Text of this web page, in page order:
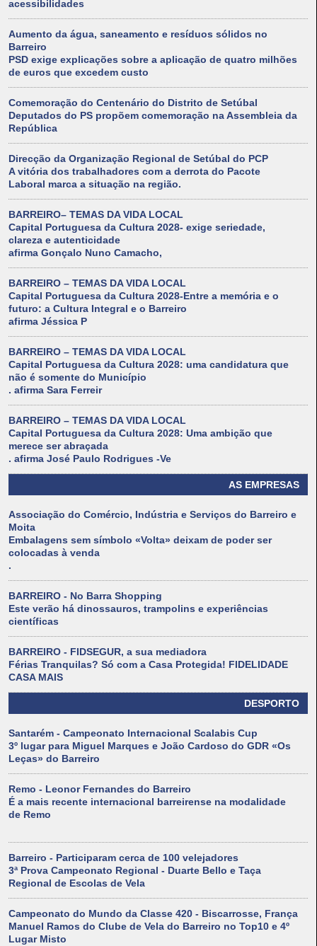
acessibilidades
Aumento da água, saneamento e resíduos sólidos no
Barreiro
PSD exige explicações sobre a aplicação de quatro milhões
de euros que excedem custo
Comemoração do Centenário do Distrito de Setúbal
Deputados do PS propõem comemoração na Assembleia da
República
Direcção da Organização Regional de Setúbal do PCP
A vitória dos trabalhadores com a derrota do Pacote
Laboral marca a situação na região.
BARREIRO– TEMAS DA VIDA LOCAL
Capital Portuguesa da Cultura 2028- exige seriedade,
clareza e autenticidade
afirma Gonçalo Nuno Camacho,
BARREIRO – TEMAS DA VIDA LOCAL
Capital Portuguesa da Cultura 2028-Entre a memória e o
futuro: a Cultura Integral e o Barreiro
afirma Jéssica P
BARREIRO – TEMAS DA VIDA LOCAL
Capital Portuguesa da Cultura 2028: uma candidatura que
não é somente do Município
. afirma Sara Ferreir
BARREIRO – TEMAS DA VIDA LOCAL
Capital Portuguesa da Cultura 2028: Uma ambição que
merece ser abraçada
. afirma José Paulo Rodrigues -Ve
AS EMPRESAS
Associação do Comércio, Indústria e Serviços do Barreiro e
Moita
Embalagens sem símbolo «Volta» deixam de poder ser
colocadas à venda
.
BARREIRO - No Barra Shopping
Este verão há dinossauros, trampolins e experiências
científicas
BARREIRO - FIDSEGUR, a sua mediadora
Férias Tranquilas? Só com a Casa Protegida! FIDELIDADE
CASA MAIS
DESPORTO
Santarém - Campeonato Internacional Scalabis Cup
3º lugar para Miguel Marques e João Cardoso do GDR «Os
Leças» do Barreiro
Remo - Leonor Fernandes do Barreiro
É a mais recente internacional barreirense na modalidade
de Remo
Barreiro - Participaram cerca de 100 velejadores
3ª Prova Campeonato Regional - Duarte Bello e Taça
Regional de Escolas de Vela
Campeonato do Mundo da Classe 420 - Biscarrosse, França
Manuel Ramos do Clube de Vela do Barreiro no Top10 e 4º
Lugar Misto